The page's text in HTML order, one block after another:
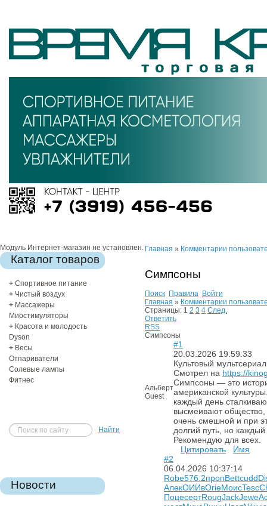
Главная » Комментарии
Симпсоны
Поиск Правила Войти
Главная » Комментарии
Страницы: 1 2 3 4 След.
Ответить
RSS
Симпсоны
Альберт
Guest
#1
20.03.2026 19:59:33
Культовый
Смотрел на https://
Симпсоны — это
американской
каждый день
высмеивают общество,
очень смешной и при
долгий путь, но
Рекомендую для всех.
Цитировать
Имя
#2
06.04.2026 10:37:14
Robe576.2пропBettcudd
АлекОИИвOrieМоисTesc
ПоцесертRougJackJewe
Модуль Интернет-магазин не установлен.
Каталог товаров
+ Спортивное питание
+ Чистый воздух
+ Массажеры
Миостимуляторы
+ Красота и молодость
Dyson
+ Весы
Отпариватели
Солевые лампы
Фитнес
Найти
Новости